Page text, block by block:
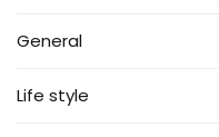
General
Life style